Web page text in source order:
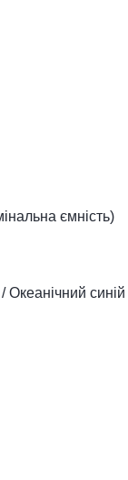
ємність)
синій